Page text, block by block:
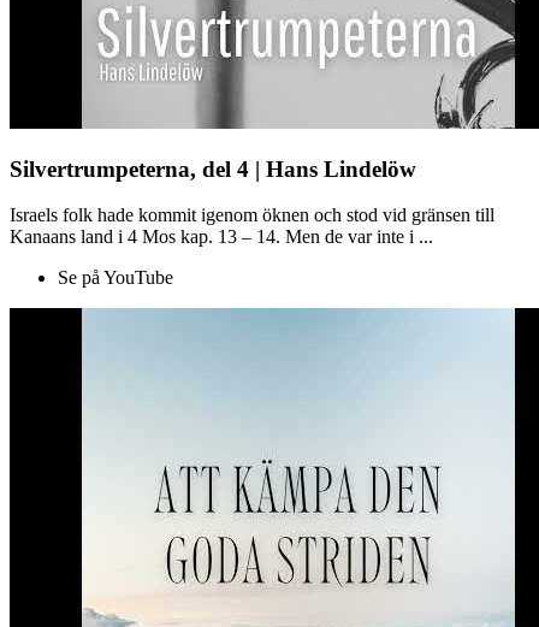
Silvertrumpeterna, del 4 | Hans Lindelöw
Israels folk hade kommit igenom öknen och stod vid gränsen till
Kanaans land i 4 Mos kap. 13 – 14. Men de var inte i ...
Se på YouTube